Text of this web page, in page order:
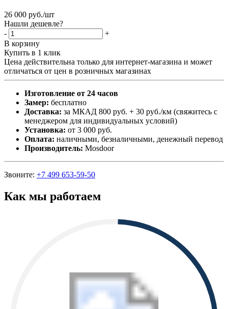
26 000 руб./шт
Нашли дешевле?
-
+
В корзину
Купить в 1 клик
Цена действительна только для интернет-магазина и может
отличаться от цен в розничных магазинах
Изготовление от 24 часов
Замер: бесплатно
Доставка: за МКАД 800 руб. + 30 руб./км (свяжитесь с
менеджером для индивидуальных условий)
Установка: от 3 000 руб.
Оплата: наличными, безналичными, денежный перевод
Производитель: Mosdoor
Звоните: +7 499 653-59-50
Как мы работаем